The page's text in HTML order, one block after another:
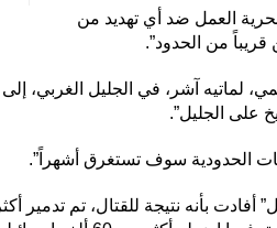
العمل ضد أي تهديد من
من الحدود”.
لماتيه آشر، في الجليل الغربي،
على الجليل”.
الحدودية سوف تستغرق أشهراً”.